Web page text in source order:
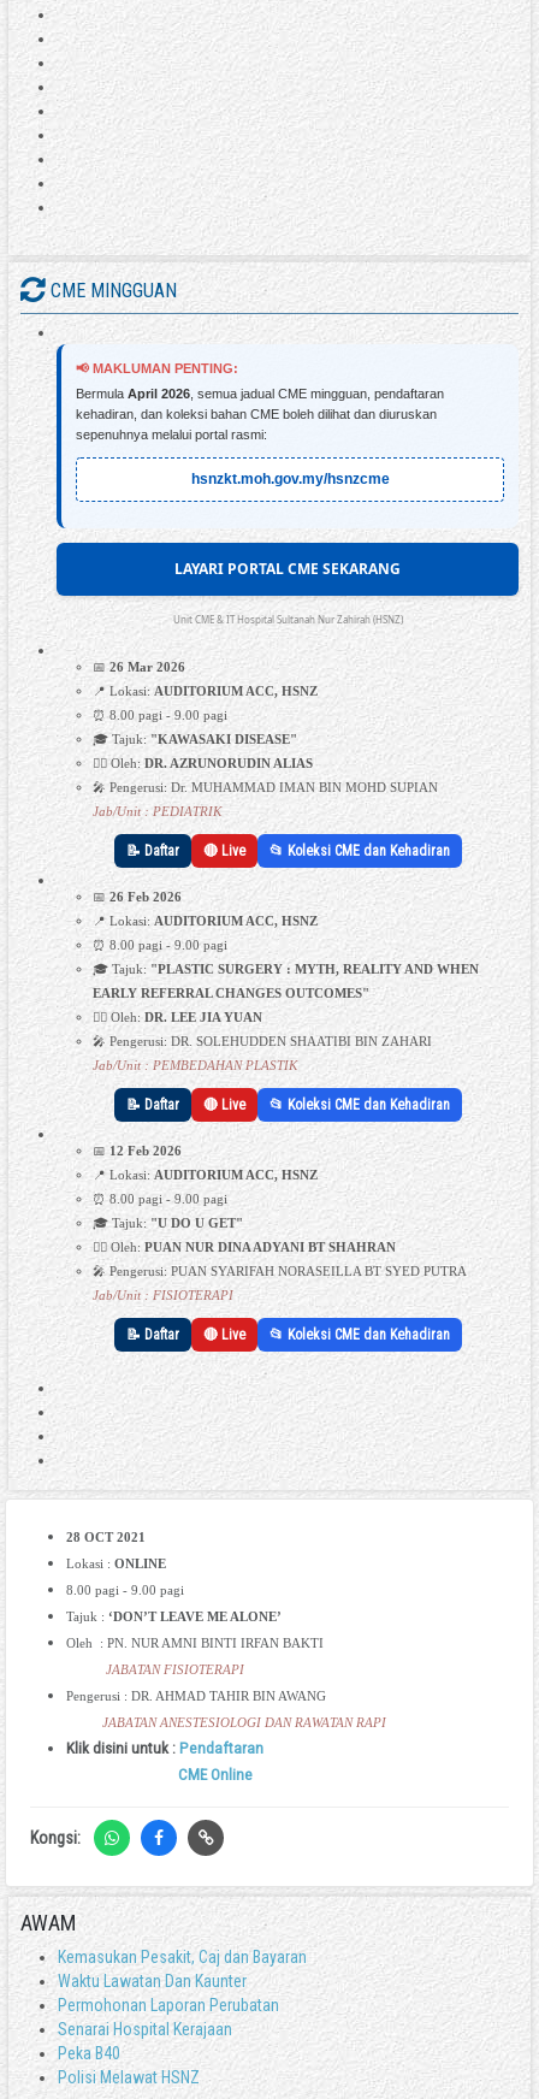
CME MINGGUAN
📢 MAKLUMAN PENTING:
Bermula April 2026 , semua jadual CME mingguan, pendaftaran
kehadiran, dan koleksi bahan CME boleh dilihat dan diuruskan
sepenuhnya melalui portal rasmi:
hsnzkt.moh.gov.my/hsnzcme
LAYARI PORTAL CME SEKARANG
Unit CME & IT Hospital Sultanah Nur Zahirah (HSNZ)
📅 26 Mar 2026
📍 Lokasi: AUDITORIUM ACC, HSNZ
⏰ 8.00 pagi - 9.00 pagi
🎓 Tajuk: "KAWASAKI DISEASE"
👩‍⚕️ Oleh:DR. AZRUNORUDIN ALIAS
🎤 Pengerusi: Dr. MUHAMMAD IMAN BIN MOHD SUPIAN
Jab/Unit : PEDIATRIK
📝 Daftar 🔴 Live 📂 Koleksi CME dan Kehadiran
📅 26 Feb 2026
📍 Lokasi: AUDITORIUM ACC, HSNZ
⏰ 8.00 pagi - 9.00 pagi
🎓 Tajuk: "PLASTIC SURGERY : MYTH, REALITY AND WHEN
EARLY REFERRAL CHANGES OUTCOMES"
👩‍⚕️ Oleh: DR. LEE JIA YUAN
🎤 Pengerusi: DR. SOLEHUDDEN SHAATIBI BIN ZAHARI
Jab/Unit : PEMBEDAHAN PLASTIK
📝 Daftar 🔴 Live 📂 Koleksi CME dan Kehadiran
📅 12 Feb 2026
📍 Lokasi: AUDITORIUM ACC, HSNZ
⏰ 8.00 pagi - 9.00 pagi
🎓 Tajuk: "U DO U GET"
👩‍⚕️ Oleh: PUAN NUR DINA ADYANI BT SHAHRAN
🎤 Pengerusi: PUAN SYARIFAH NORASEILLA BT SYED PUTRA
Jab/Unit : FISIOTERAPI
📝 Daftar 🔴 Live 📂 Koleksi CME dan Kehadiran
28 OCT 2021
Lokasi : ONLINE
8.00 pagi - 9.00 pagi
Tajuk : ‘DON’T LEAVE ME ALONE’
Oleh : PN. NUR AMNI BINTI IRFAN BAKTI
JABATAN FISIOTERAPI
Pengerusi : DR. AHMAD TAHIR BIN AWANG
JABATAN ANESTESIOLOGI DAN RAWATAN RAPI
Klik disini untuk : Pendaftaran
CME Online
Kongsi:
AWAM
Kemasukan Pesakit, Caj dan Bayaran
Waktu Lawatan Dan Kaunter
Permohonan Laporan Perubatan
Senarai Hospital Kerajaan
Peka B40
Polisi Melawat HSNZ